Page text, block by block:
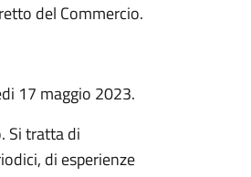
del Commercio.
17 maggio 2023.
Si tratta di
di esperienze